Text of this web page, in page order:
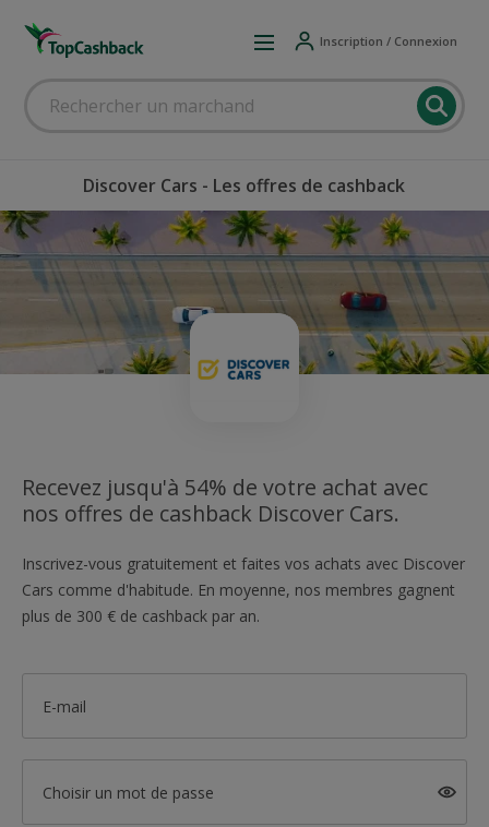
Inscription / Connexion
Discover Cars - Les offres de cashback
Recevez jusqu'à 54% de votre achat avec
nos offres de cashback Discover Cars.
Inscrivez-vous gratuitement et faites vos achats avec Discover
Cars comme d'habitude. En moyenne, nos membres gagnent
plus de 300 € de cashback par an.
E-mail
Choisir un mot de passe